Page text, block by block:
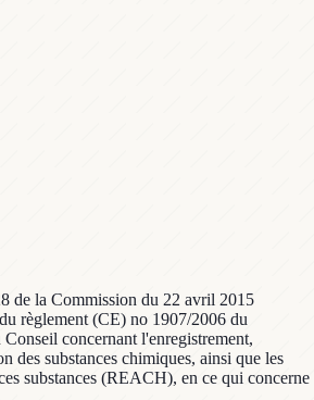
de la Commission du 22 avril 2015
règlement (CE) no 1907/2006 du
concernant l'enregistrement,
des substances chimiques, ainsi que les
substances (REACH), en ce qui concerne